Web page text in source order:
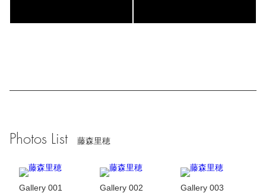
Photos List 藤森里穂
Gallery 001
Gallery 002
Gallery 003